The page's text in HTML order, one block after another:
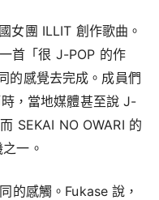
女團 ILLIT 創作歌曲。
首「很 J-POP 的作
的感覺去完成。成員們
，當地媒體甚至說 J-
SEKAI NO OWARI 的
一。
的感觸。Fukase 說，